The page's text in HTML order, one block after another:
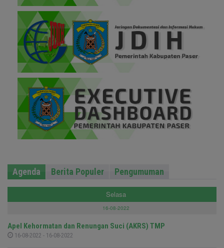
Agenda Berita Populer Pengumuman
Selasa
16-08-2022
Apel Kehormatan dan Renungan Suci (AKRS) TMP
16-08-2022 - 16-08-2022